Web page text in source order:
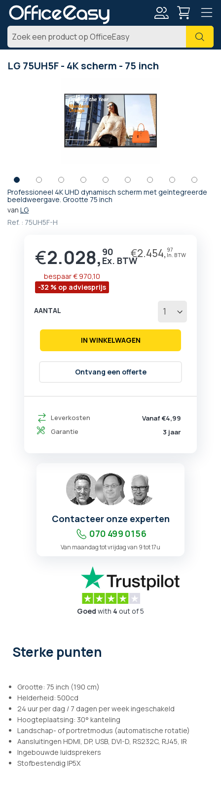
Zoek
LG 75UH5F - 4K scherm - 75 inch
Professioneel 4K UHD dynamisch scherm met geïntegreerde
beeldweergave. Grootte 75 inch
van LG
Ref. : 75UH5F-H
Prijs
€2.028, 90 €2.454, 97
-32 % op adviesprijs
bespaar€ 970,10
Leverkosten
Vanaf €4,99
Garantie
3 jaar
AANTAL
IN WINKELWAGEN
Ontvang een offerte
Ga
naar
begin
afbeeldingen-
Contacteer onze experten
070 499 01 56
Van maandag tot vrijdag van 9 tot 17u
Goed with 4 out of 5
Sterke punten
Grootte: 75 inch (190 cm)
Helderheid: 500cd
24 uur per dag / 7 dagen per week ingeschakeld
Hoogteplaatsing: 30° kanteling
Landschap- of portretmodus (automatische rotatie)
Aansluitingen HDMI, DP, USB, DVI-D, RS232C, RJ45, IR
Ingebouwde luidsprekers
Stofbestendig IP5X